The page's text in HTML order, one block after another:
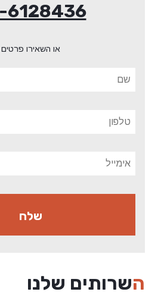
03-6128436
או השאירו פרטים
שלנו